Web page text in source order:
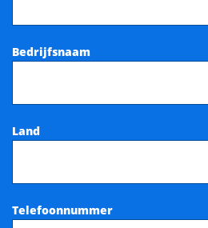
Bedrijfsnaam
Land
Telefoonnummer